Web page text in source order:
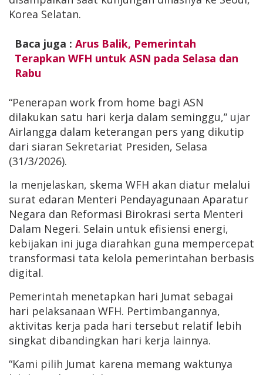
Korea Selatan.
Baca juga : Arus Balik, Pemerintah
Terapkan WFH untuk ASN pada Selasa dan
Rabu
“Penerapan work from home bagi ASN
dilakukan satu hari kerja dalam seminggu,” ujar
Airlangga dalam keterangan pers yang dikutip
dari siaran Sekretariat Presiden, Selasa
(31/3/2026).
Ia menjelaskan, skema WFH akan diatur melalui
surat edaran Menteri Pendayagunaan Aparatur
Negara dan Reformasi Birokrasi serta Menteri
Dalam Negeri. Selain untuk efisiensi energi,
kebijakan ini juga diarahkan guna mempercepat
transformasi tata kelola pemerintahan berbasis
digital.
Pemerintah menetapkan hari Jumat sebagai
hari pelaksanaan WFH. Pertimbangannya,
aktivitas kerja pada hari tersebut relatif lebih
singkat dibandingkan hari kerja lainnya.
“Kami pilih Jumat karena memang waktunya